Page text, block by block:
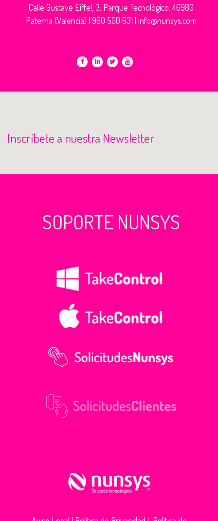
Calle Gustave Eiffel, 3. Parque Tecnológico. 46980
Paterna (Valencia) | 960 500 631 | info@nunsys.com
Inscríbete a nuestra Newsletter
SOPORTE NUNSYS
.